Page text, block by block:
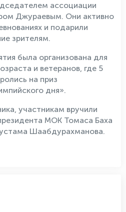
ассоциации
Джураевым. Они активно
и подарили
зрителям.
была организована для
и ветеранов, где 5
на приз
дня».
участникам вручили
МОК Томаса Баха
Шаабдурахманова.